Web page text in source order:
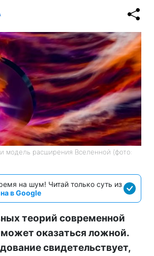
модель расширения Вселенной (фото:
на шум! Читай только суть из
в Google
теорий современной
оказаться ложной.
свидетельствует,